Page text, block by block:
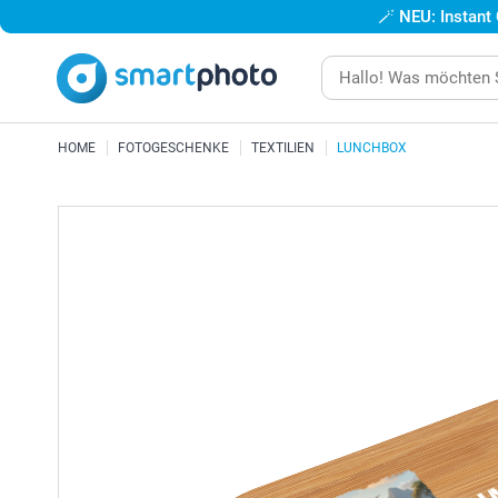
🪄 NEU:
HOME FOTOGESCHENKE TEXTILIEN LUNCHBOX